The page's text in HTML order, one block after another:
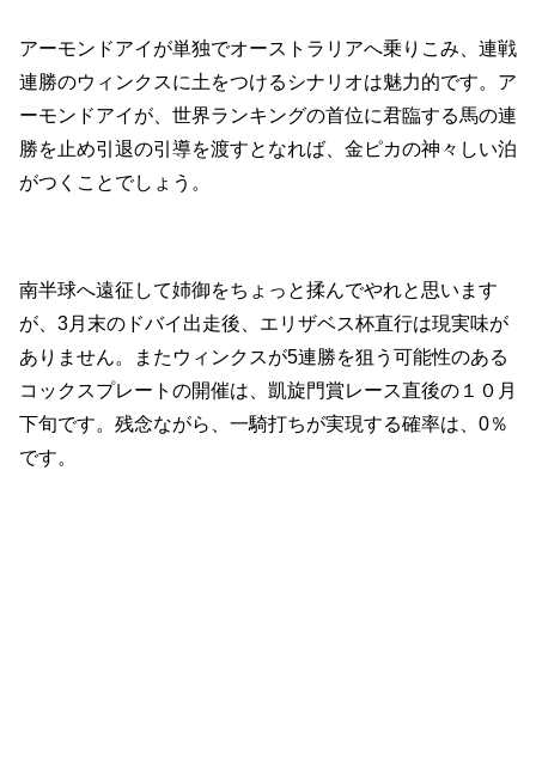
アーモンドアイが単独でオーストラリアへ乗りこみ、連戦
連勝のウィンクスに土をつけるシナリオは魅力的です。ア
ーモンドアイが、世界ランキングの首位に君臨する馬の連
勝を止め引退の引導を渡すとなれば、金ピカの神々しい泊
がつくことでしょう。
南半球へ遠征して姉御をちょっと揉んでやれと思います
が、3月末のドバイ出走後、エリザベス杯直行は現実味が
ありません。またウィンクスが5連勝を狙う可能性のある
コックスプレートの開催は、凱旋門賞レース直後の１０月
下旬です。残念ながら、一騎打ちが実現する確率は、0％
です。